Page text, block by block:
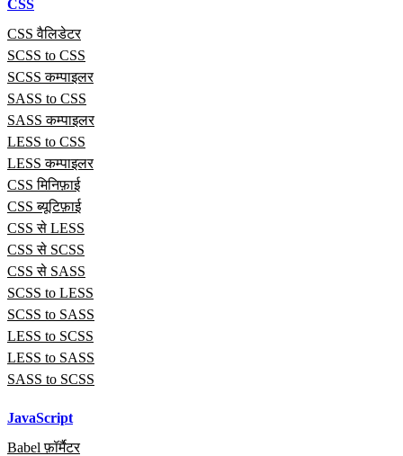
CSS
CSS वैलिडेटर
SCSS to CSS
SCSS कम्पाइलर
SASS to CSS
SASS कम्पाइलर
LESS to CSS
LESS कम्पाइलर
CSS मिनिफ़ाई
CSS ब्यूटिफ़ाई
CSS से LESS
CSS से SCSS
CSS से SASS
SCSS to LESS
SCSS to SASS
LESS to SCSS
LESS to SASS
SASS to SCSS
JavaScript
Babel फ़ॉर्मैटर